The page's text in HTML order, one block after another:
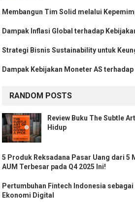
Membangun Tim Solid melalui
Dampak Inflasi Global terhadap
Strategi Bisnis Sustainability untuk
Dampak Kebijakan Moneter AS
RANDOM POSTS
Review Buku The Subtle
Hidup
5 Produk Reksadana Pasar Uang dari 5
AUM Terbesar pada Q4 2025 Ini!
Pertumbuhan Fintech Indonesia
Ekonomi Digital